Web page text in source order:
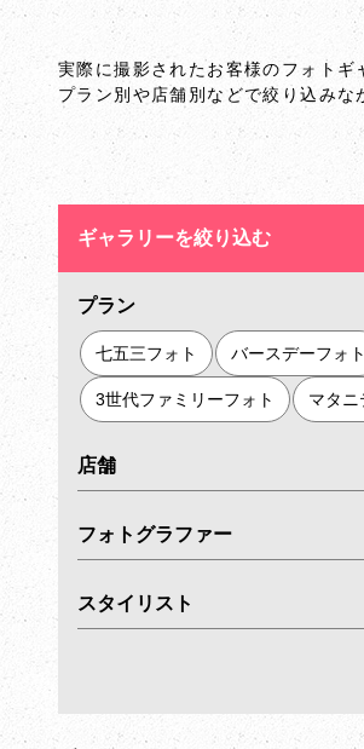
実際に撮影されたお客様のフォトギ
プラン別や店舗別などで絞り込みな
ギャラリーを絞り込む
プラン
七五三フォト バースデーフォト
3世代ファミリーフォト マタニ
店舗
フォトグラファー
スタイリスト